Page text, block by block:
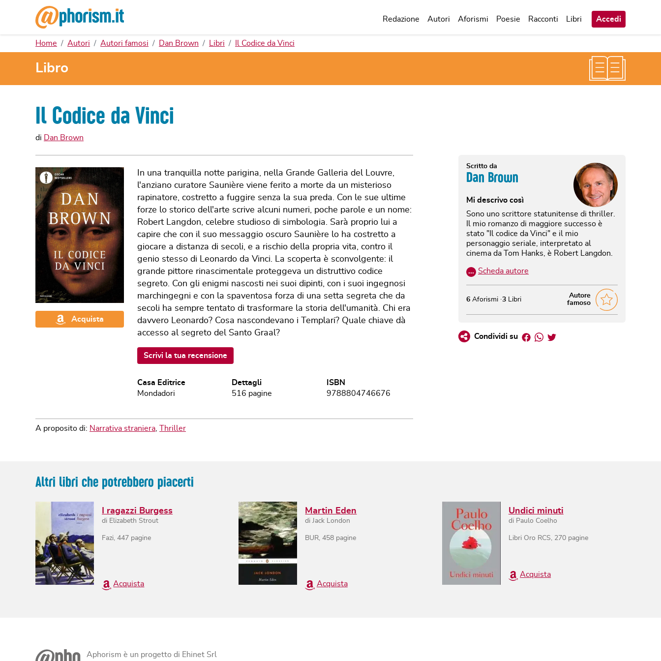
Redazione Autori Aforismi Poesie Racconti Libri Accedi
Home Autori Autori famosi Dan Brown Libri Il Codice da Vinci
Libro
Il Codice da Vinci
di Dan Brown
In una tranquilla notte parigina, nella Grande Galleria del Louvre,
l'anziano curatore Saunière viene ferito a morte da un misterioso
rapinatore, costretto a fuggire senza la sua preda. Con le sue ultime
forze lo storico dell'arte scrive alcuni numeri, poche parole e un nome:
Robert Langdon, celebre studioso di simbologia. Sarà proprio lui a
capire che con il suo messaggio oscuro Saunière lo ha costretto a
giocare a distanza di secoli, e a rischio della propria vita, contro il
genio stesso di Leonardo da Vinci. La scoperta è sconvolgente: il
grande pittore rinascimentale proteggeva un distruttivo codice
segreto. Con gli enigmi nascosti nei suoi dipinti, con i suoi ingegnosi
marchingegni e con la spaventosa forza di una setta segreta che da
secoli ha sempre tentato di trasformare la storia dell'umanità. Chi era
davvero Leonardo? Cosa nascondevano i Templari? Quale chiave dà
accesso al segreto del Santo Graal?
Scrivi la tua recensione
Casa Editrice
Mondadori
Dettagli
516 pagine
ISBN
9788804746676
Acquista
A proposito di: Narrativa straniera Thriller
Scritto da
Dan Brown
Mi descrivo così
Sono uno scrittore statunitense di thriller.
Il mio romanzo di maggiore successo è
stato "Il codice da Vinci" e il mio
personaggio seriale, interpretato al
cinema da Tom Hanks, è Robert Langdon.
… Scheda autore
Autore
famoso
6 Aforismi 3 Libri
Condividi su Facebook
Whatsapp
Twitter
Altri libri che potrebbero piacerti
I ragazzi Burgess
di Elizabeth Strout
Fazi,447 pagine
Acquista
Martin Eden
diJack London
BUR,458 pagine
Acquista
Undici minuti
di Paulo Coelho
Libri Oro RCS, 270pagine
Acquista
Aphorism è un progetto di Ehinet Srl